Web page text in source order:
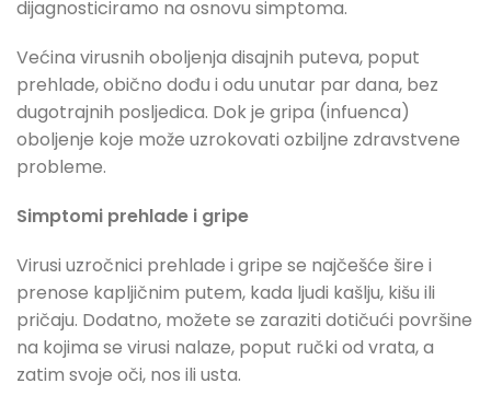
dijagnosticiramo na osnovu simptoma.
Većina virusnih oboljenja disajnih puteva, poput
prehlade, obično dođu i odu unutar par dana, bez
dugotrajnih posljedica. Dok je gripa (infuenca)
oboljenje koje može uzrokovati ozbiljne zdravstvene
probleme.
Simptomi prehlade i gripe
Virusi uzročnici prehlade i gripe se najčešće šire i
prenose kapljičnim putem, kada ljudi kašlju, kišu ili
pričaju. Dodatno, možete se zaraziti dotičući površine
na kojima se virusi nalaze, poput ručki od vrata, a
zatim svoje oči, nos ili usta.